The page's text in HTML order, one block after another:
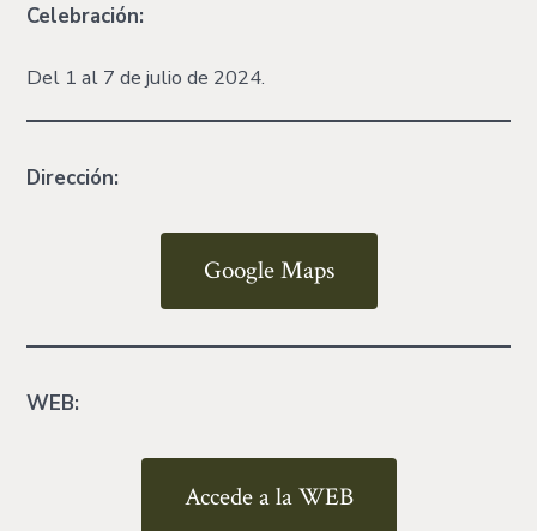
Celebración:
Del 1 al 7 de julio de 2024.
Dirección:
Google Maps
WEB:
Accede a la WEB